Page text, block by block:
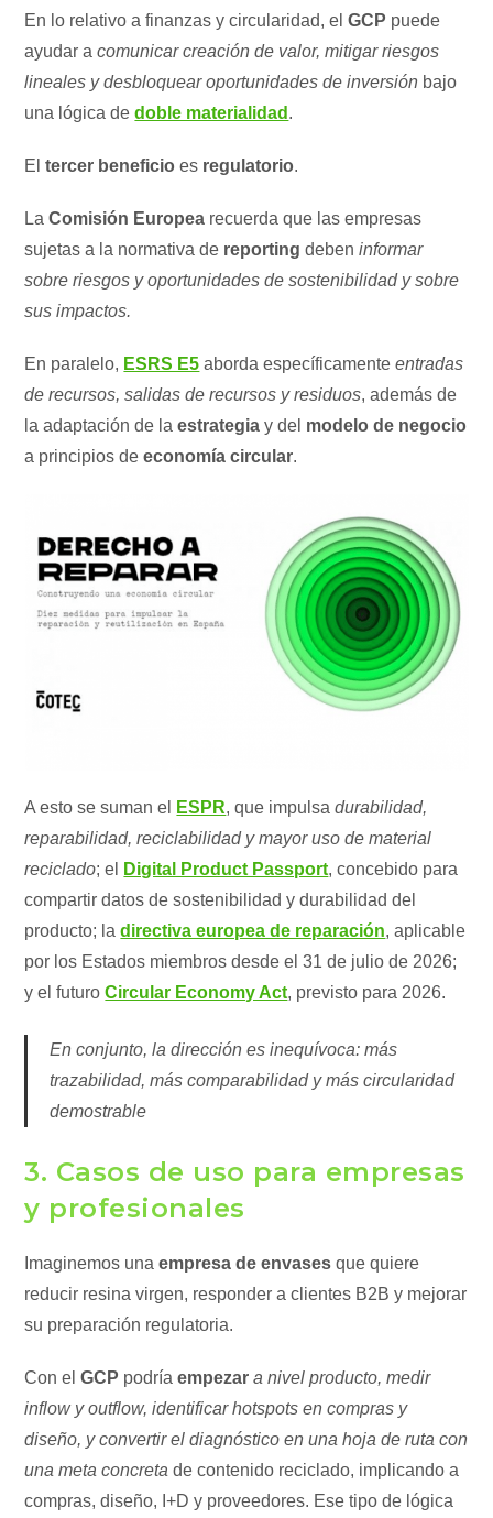
En lo relativo a finanzas y circularidad, elGCP puede
ayudar acomunicar creación de valor, mitigar riesgos
lineales y desbloquear oportunidades de inversión bajo
una lógica dedoble materialidad .
Eltercer beneficio es regulatorio.
LaComisión Europea recuerda que las empresas
sujetas a la normativa de reporting debeninformar
sobre riesgos y oportunidades de sostenibilidad y sobre
sus impactos.
En paralelo, ESRS E5 aborda específicamenteentradas
de recursos, salidas de recursos y residuos, además de
la adaptación de laestrategia y del modelo de negocio
a principios deeconomía circular.
A esto se suman el ESPR, que impulsadurabilidad,
reparabilidad, reciclabilidad y mayor uso de material
reciclado; el Digital Product Passport, concebido para
compartir datos de sostenibilidad y durabilidad del
producto; ladirectiva europea de reparación, aplicable
por los Estados miembros desde el 31 de julio de 2026;
y el futuroCircular Economy Act, previsto para 2026.
En conjunto, la dirección es inequívoca: más
trazabilidad, más comparabilidad y más circularidad
demostrable
3. Casos de uso para empresas
y profesionales
Imaginemos unaempresa de envases que quiere
reducir resina virgen, responder a clientes B2B y mejorar
su preparación regulatoria.
Con elGCP podríaempezar a nivel producto, medir
inflow y outflow, identificar hotspots en compras y
diseño, y convertir el diagnóstico en una hoja de ruta con
una meta concreta de contenido reciclado, implicando a
compras, diseño, I+D y proveedores. Ese tipo de lógica